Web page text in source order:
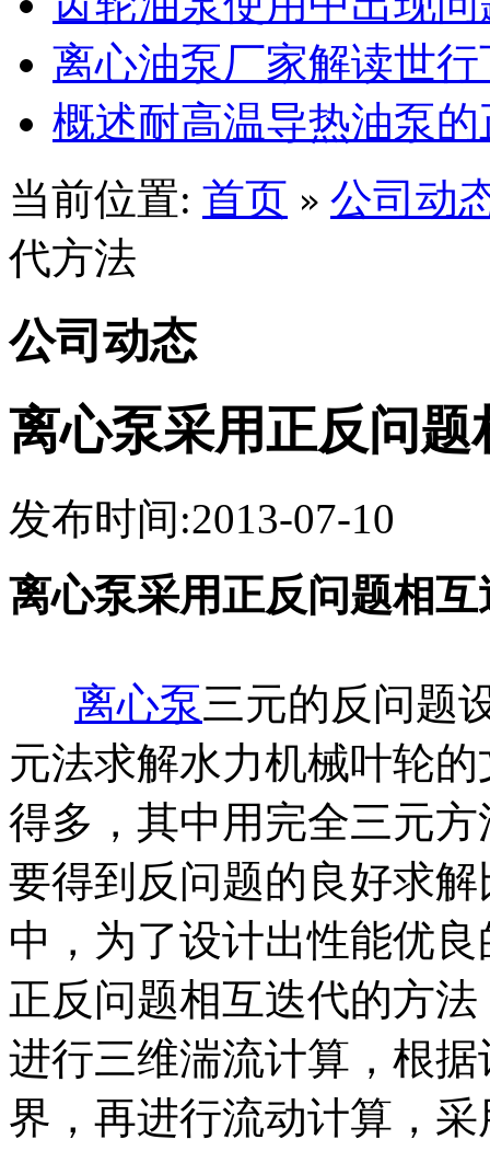
离心油泵厂家解读世
概述耐高温导热油泵
当前位置: 首页 » 公司动
代方法
公司动态
离心泵采用正反问题
发布时间:2013-07-10
离心泵采用正反问题相
离心泵三元的反问题
元法求解水力机械叶轮
得多，其中用完全三元
要得到反问题的良好求
中，为了设计出性能优
正反问题相互迭代的方
进行三维湍流计算，根
界，再进行流动计算，